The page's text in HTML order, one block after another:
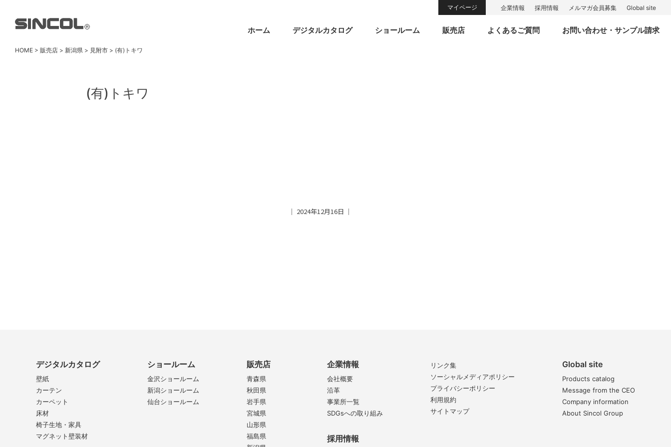
マイページ 企業情報 採用情報 メルマガ会員募集 Global site
ホーム デジタルカタログ ショールーム 販売店 よくあるご質問 お問い合わせ・サンプル請求
HOME > 販売店 > 新潟県 > 見附市 > (有)トキワ
(有)トキワ
│ 2024年12月16日 │
デジタルカタログ
壁紙
カーテン
カーペット
床材
椅子生地・家具
マグネット壁装材
ショールーム
金沢ショールーム
新潟ショールーム
仙台ショールーム
販売店
青森県
秋田県
岩手県
宮城県
山形県
福島県
企業情報
会社概要
沿革
事業所一覧
SDGsへの取り組み
採用情報
リンク集
ソーシャルメディアポリシー
プライバシーポリシー
利用規約
サイトマップ
Global site
Products catalog
Message from the CEO
Company information
About Sincol Group